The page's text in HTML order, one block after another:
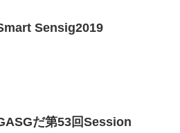
Sensig2019
だ第53回Session